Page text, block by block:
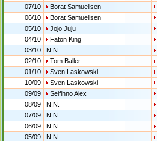
07/10
Borat Samuellsen
06/10
Borat Samuellsen
05/10
Jojo Juju
04/10
Faton King
03/10
N.N.
02/10
Tom Baller
01/10
Sven Laskowski
10/09
Sven Laskowski
09/09
Seifihno Alex
08/09
N.N.
07/09
N.N.
06/09
N.N.
05/09
N.N.